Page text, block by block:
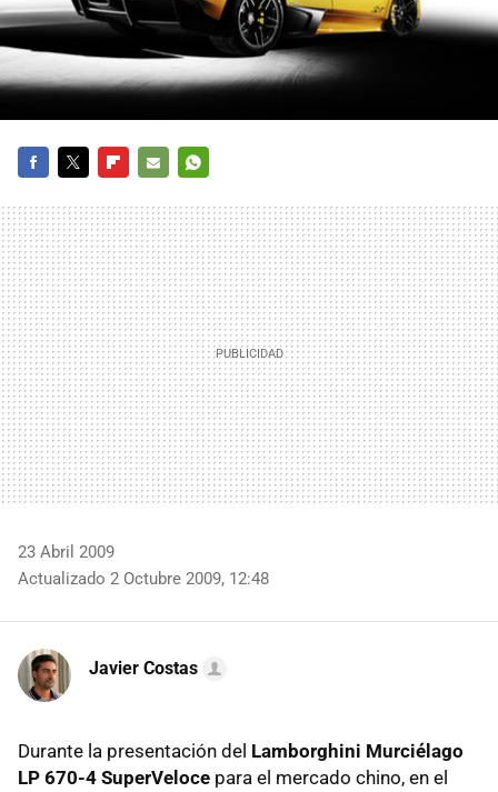
MAIL
23 Abril 2009
Actualizado 2 Octubre 2009, 12:48
Javier Costas
Durante la presentación del Lamborghini Murciélago
LP 670-4 SuperVeloce para el mercado chino, en el